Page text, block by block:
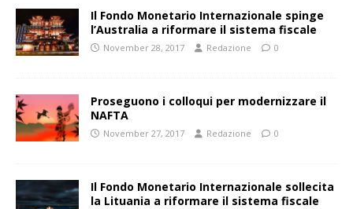
Il Fondo Monetario Internazionale spinge
l’Australia a riformare il sistema fiscale
November 28, 2017 Redazione 0
Proseguono i colloqui per modernizzare il
NAFTA
November 27, 2017 Redazione 0
Il Fondo Monetario Internazionale sollecita
la Lituania a riformare il sistema fiscale